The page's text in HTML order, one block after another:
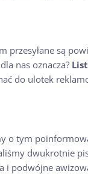
przesyłane są
nas oznacza?
do ulotek
o tym
dwukrotnie
i podwójne